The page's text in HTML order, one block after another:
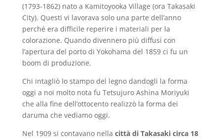
(1793-1862) nato a Kamitoyooka Village (ora Takasaki
City). Questi vi lavorava solo una parte dell’anno
perché era difficile reperire i materiali per la
colorazione. Quando divennero più diffusi con
l’apertura del porto di Yokohama del 1859 ci fu un
boom di produzione.
Chi intagliò lo stampo del legno dandogli la forma
oggi a noi molto nota fu Tetsujuro Ashina Moriyuki
che alla fine dell’ottocento realizzò la forma dei
daruma che vediamo oggi.
Nel 1909 si contavano nella città di Takasaki circa 18